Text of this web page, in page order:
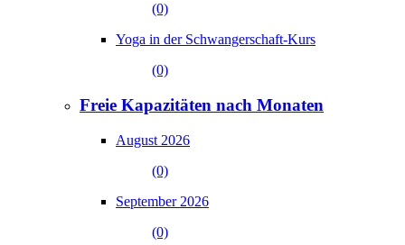
(0)
Yoga in der Schwangerschaft-Kurs
(0)
Freie Kapazitäten nach Monaten
August 2026
(0)
September 2026
(0)